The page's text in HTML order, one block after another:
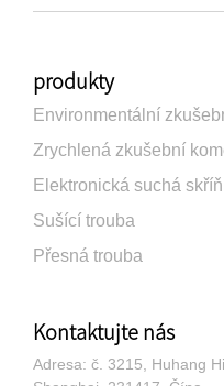
produkty
Environmentální
Zrychlená zkušební
Elektronická suchá skříň
Sušící trouba
Přesná trouba
Kontaktujte nás
Adresa: č. 3215, Huhang